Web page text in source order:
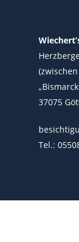
37075
Tel.: